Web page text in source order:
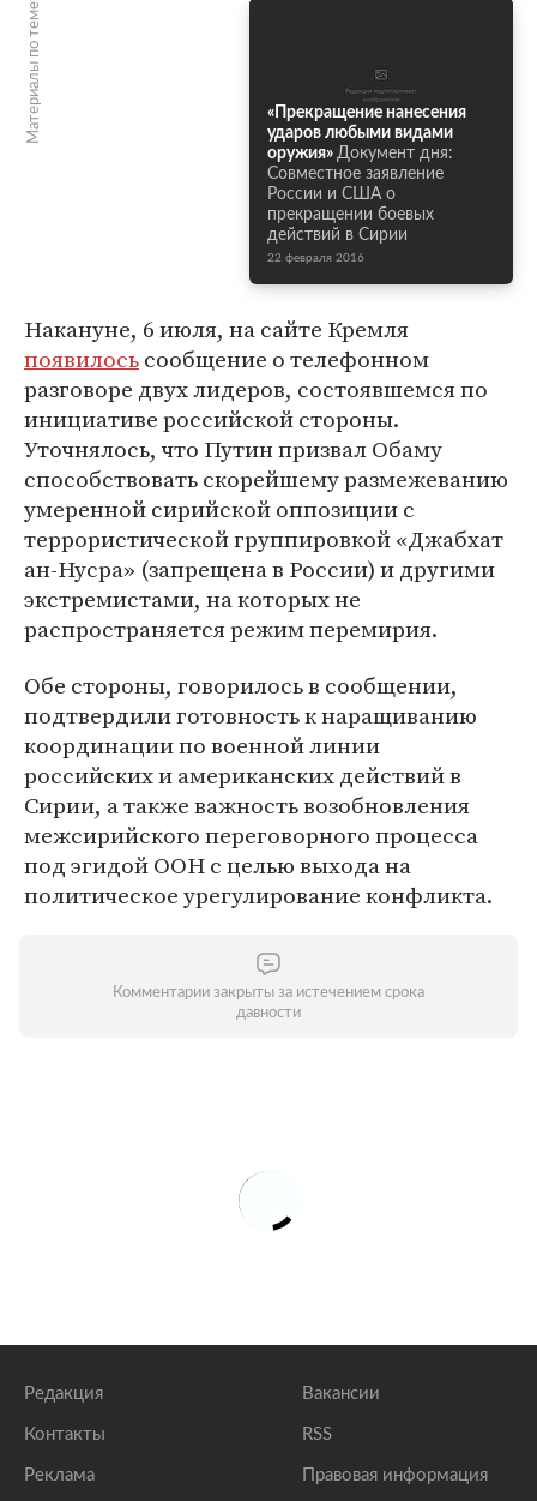
Материалы по теме
«Прекращение нанесения
ударов любыми видами
оружия» Документ дня:
Совместное заявление
России и США о
прекращении боевых
действий в Сирии
22 февраля 2016
Накануне, 6 июля, на сайте Кремля
появилосьсообщение о телефонном
разговоре двух лидеров, состоявшемся по
инициативе российской стороны.
Уточнялось, что Путин призвал Обаму
способствовать скорейшему размежеванию
умеренной сирийской оппозиции с
террористической группировкой «Джабхат
ан-Нусра» (запрещена в России) и другими
экстремистами, на которых не
распространяется режим перемирия.
Обе стороны, говорилось в сообщении,
подтвердили готовность к наращиванию
координации по военной линии
российских и американских действий в
Сирии, а также важность возобновления
межсирийского переговорного процесса
под эгидой ООН с целью выхода на
политическое урегулирование конфликта.
Комментарии закрыты за истечением срока
давности
Редакция
Контакты
Реклама
Вакансии
RSS
Правовая информация